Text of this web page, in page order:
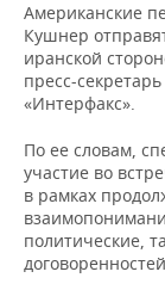
ОТКРЫТАЯ
БАСКЕТБОЛ
ВОЛЕЙБОЛ
ФИГУРНОЕ
ВОДНЫЕ
ИСТОРИЯ
МЕДИЦИНА
ОБРАЗОВАНИЕ
СПРАВОЧНИК
СПИСОК
ПОЛНАЯ
Американские
Кушнер
иранской
пресс-
«Интерфакс».
По ее словам,
участие во
в рамках
политические,